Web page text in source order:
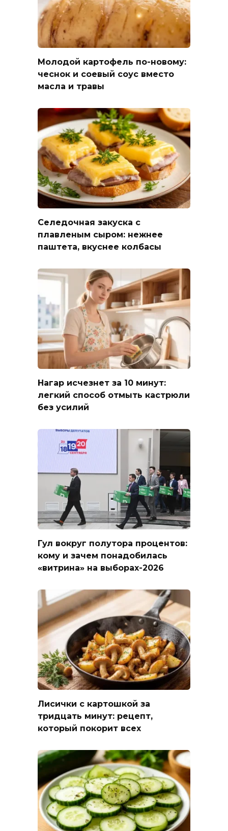
Молодой картофель по-новому:
чеснок и соевый соус вместо
масла и травы
Селедочная закуска с
плавленым сыром: нежнее
паштета, вкуснее колбасы
Нагар исчезнет за 10 минут:
легкий способ отмыть кастрюли
без усилий
Гул вокруг полутора процентов:
кому и зачем понадобилась
«витрина» на выборах-2026
Лисички с картошкой за
тридцать минут: рецепт,
который покорит всех